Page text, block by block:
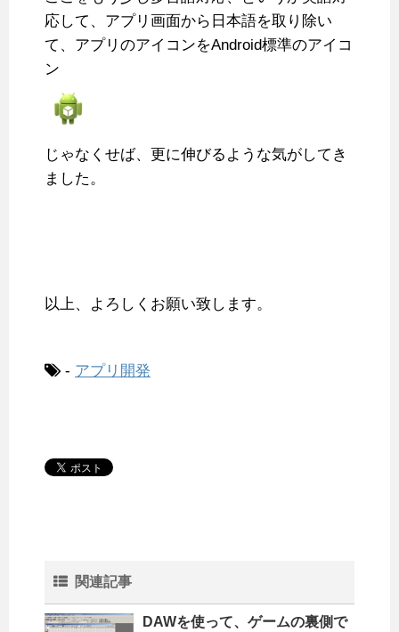
応して、アプリ画面から日本語を取り除い
て、アプリのアイコンをAndroid標準のアイコ
ン
じゃなくせば、更に伸びるような気がしてき
ました。
以上、よろしくお願い致します。
- アプリ開発
関連記事
DAWを使って、ゲームの裏側で